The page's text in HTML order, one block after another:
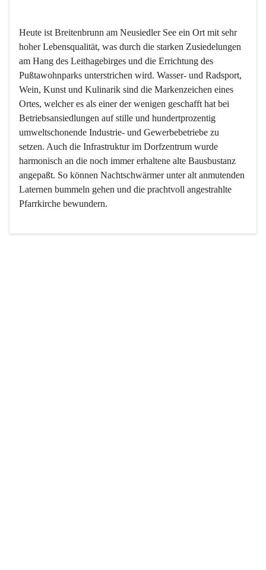
Heute ist Breitenbrunn am Neusiedler See ein Ort mit sehr
hoher Lebensqualität, was durch die starken Zusiedelungen
am Hang des Leithagebirges und die Errichtung des
Pußtawohnparks unterstrichen wird. Wasser- und Radsport,
Wein, Kunst und Kulinarik sind die Markenzeichen eines
Ortes, welcher es als einer der wenigen geschafft hat bei
Betriebsansiedlungen auf stille und hundertprozentig
umweltschonende Industrie- und Gewerbebetriebe zu
setzen. Auch die Infrastruktur im Dorfzentrum wurde
harmonisch an die noch immer erhaltene alte Bausbustanz
angepaßt. So können Nachtschwärmer unter alt anmutenden
Laternen bummeln gehen und die prachtvoll angestrahlte
Pfarrkirche bewundern.
Der Weinbau dominert heute nicht mehr, ist aber integrativer